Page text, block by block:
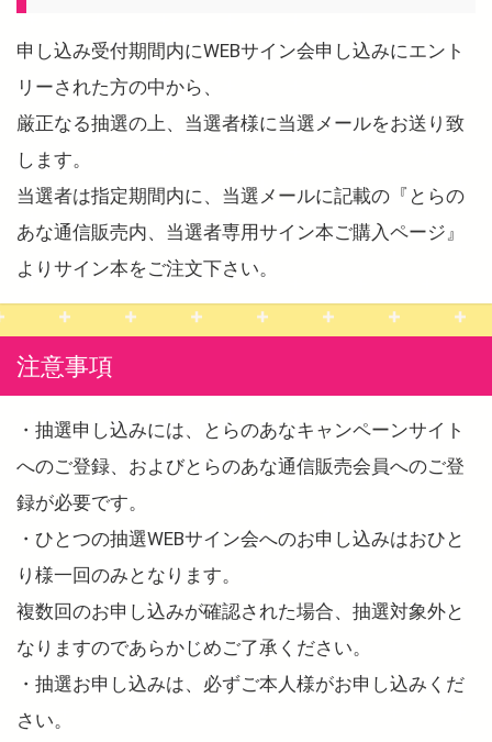
申し込み受付期間内にWEBサイン会申し込みにエント
リーされた方の中から、
厳正なる抽選の上、当選者様に当選メールをお送り致
します。
当選者は指定期間内に、当選メールに記載の『とらの
あな通信販売内、当選者専用サイン本ご購入ページ』
よりサイン本をご注文下さい。
注意事項
・抽選申し込みには、とらのあなキャンペーンサイト
へのご登録、およびとらのあな通信販売会員へのご登
録が必要です。
・ひとつの抽選WEBサイン会へのお申し込みはおひと
り様一回のみとなります。
複数回のお申し込みが確認された場合、抽選対象外と
なりますのであらかじめご了承ください。
・抽選お申し込みは、必ずご本人様がお申し込みくだ
さい。